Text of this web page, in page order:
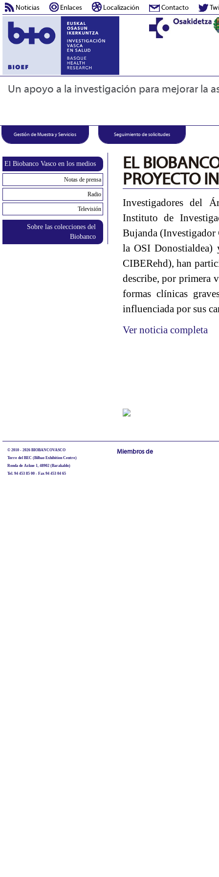
Noticias Enlaces Localización Contacto
Un apoyo a la investigación para mejorar la
Gestión de Muestra y Servicios Seguimiento de solicitudes
El Biobanco Vasco en los medios
Notas de prensa
Radio
Televisión
Sobre las colecciones del
Biobanco
EL
PROYECTO
Investigadores del
Instituto de
Bujanda
la OSI Donostialdea)
CIBERehd), han
describe, por primera
formas clínicas
influenciada por sus
Ver noticia completa
© 2010 - 2026 BIOBANCOVASCO
Torre del BEC (Bilbao Exhibition Centre)
Ronda de Azkue 1, 48902 (Barakaldo)
Tel. 94 453 85 00 - Fax 94 453 04 65
Miembros de